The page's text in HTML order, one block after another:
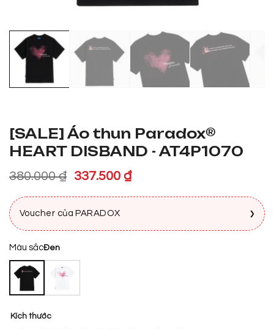
[SALE] Áo thun Paradox®
HEART DISBAND - AT4P1070
380.000₫ Giá
là:
380.000 ₫.
337.500 ₫Giá
tại
337.500 ₫.
Voucher của PARADOX ›
Màu sắcĐen
Kích thước